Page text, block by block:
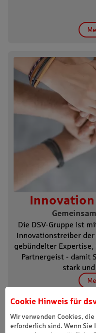
Cookie Hinweis für
Wir verwenden Cookies,
erforderlich sind. Wenn